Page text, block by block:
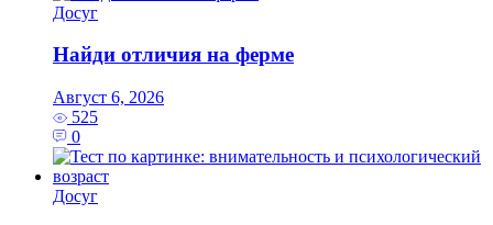
Досуг
Найди отличия на ферме
Август 6, 2026
525
0
Досуг